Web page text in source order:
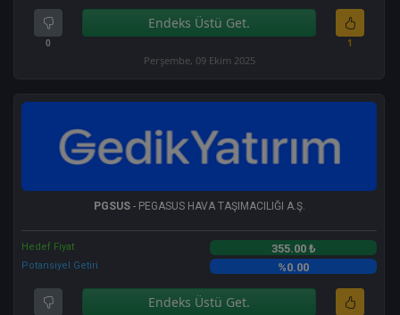
0
Endeks Üstü Get.
1
Perşembe, 09 Ekim 2025
PGSUS- PEGASUS HAVA TAŞIMACILIĞI A.Ş.
Hedef Fiyat 355.00 ₺
Potansiyel Getiri %0.00
Endeks Üstü Get.